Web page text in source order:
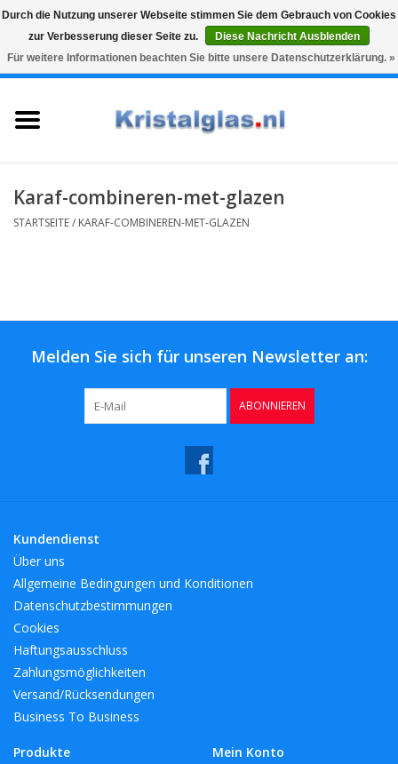
Snelle levering
Graveren
0 Artikel - €0,00
Karaffen
Geschenke
Karaf-combineren-met-glazen
STARTSEITE/ KARAF-COMBINEREN-MET-GLAZEN
Melden Sie sich für unseren Newsletter an:
ABONNIEREN
Kundendienst
Über uns
Allgemeine Bedingungen und Konditionen
Datenschutzbestimmungen
Cookies
Haftungsausschluss
Zahlungsmöglichkeiten
Versand/Rücksendungen
Business To Business
Produkte
Mein Konto
Durch die Nutzung unserer Webseite stimmen Sie dem Gebrauch von Cookies
zur Verbesserung dieser Seite zu.
Diese Nachricht Ausblenden
Für weitere Informationen beachten Sie bitte unsere Datenschutzerklärung. »